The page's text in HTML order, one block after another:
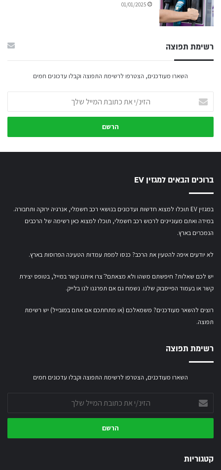
01/01/2025
רשימת תפוצה
השארו מעודכנים, הצטרפו לרשימת התפוצה וקבלו עדכונים חמים
את
כתובת
שלך
ברוכים הבאים למגזין EV
במגזין EV תוכלו למצוא חדשות ועדכונים בנושאי רכב חשמלי, אנרגיה ירוקה ותחבורה.
במידה ואתם מעוניינים לרכוש רכב חשמלי, תוכלו למצוא כאן רשימה של הרכבים
הנמכרים בארץ.
לא יודעים איפה להטעין את הרכב? כנסו למפת עמדות הטעינה הפרוסות בארץ.
יש לכם שאלות? חיפשתם משהו ולא מצאתם?ֿ צרו איתנו קשר במייל, בטופס יצירת
קשראובעמוד הפייסבוק שלנו. נשמח גם אם תפרגנו לנו בלייק.
רוצים להשאר מעודכנים? משמאלכם (או מתחתכם אם אתם במובייל) יש רשימת
תפוצה.
רשימת תפוצה
השארו מעודכנים, הצטרפו לרשימת התפוצה וקבלו עדכונים חמים
את
כתובת
שלך
קטגוריות